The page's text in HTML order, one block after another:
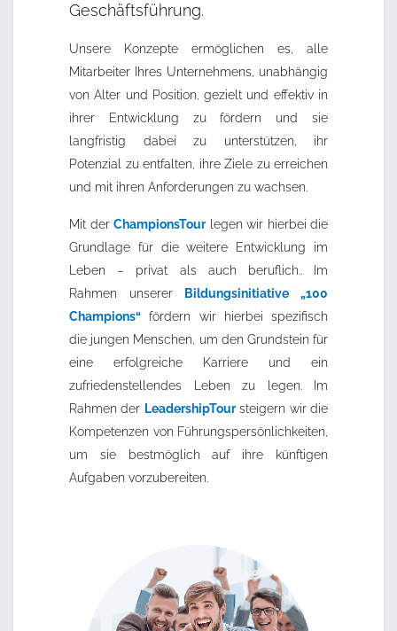
Geschäftsführung.
Unsere Konzepte ermöglichen es, alle
Mitarbeiter Ihres Unternehmens, unabhängig
von Alter und Position, gezielt und effektiv in
ihrer Entwicklung zu fördern und sie
langfristig dabei zu unterstützen, ihr
Potenzial zu entfalten, ihre Ziele zu erreichen
und mit ihren Anforderungen zu wachsen.
Mit der ChampionsTourlegen wir hierbei die
Grundlage für die weitere Entwicklung im
Leben – privat als auch beruflich.. Im
Rahmen unserer
Bildungsinitiative „100
Champions“ fördern wir hierbei spezifisch
die jungen Menschen, um den Grundstein für
eine erfolgreiche Karriere und ein
zufriedenstellendes Leben zu legen. Im
Rahmen der LeadershipToursteigern wir die
Kompetenzen von Führungspersönlichkeiten,
um sie bestmöglich auf ihre künftigen
Aufgaben vorzubereiten.